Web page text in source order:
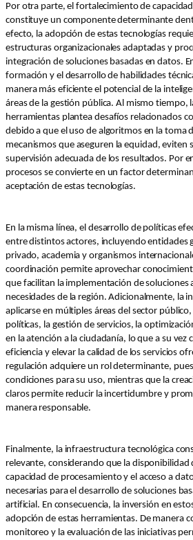
Por otra parte, el fortalecimiento de
constituye un componente determinante
efecto, la adopción de estas tecnologías
estructuras organizacionales adaptadas y
integración de soluciones basadas en datos.
formación y el desarrollo de habilidades
manera más eficiente el potencial de la
áreas de la gestión pública. Al mismo tiempo,
herramientas plantea desafíos relacionados
debido a que el uso de algoritmos en la toma
mecanismos que aseguren la equidad, eviten
supervisión adecuada de los resultados. Por
procesos se convierte en un factor
aceptación de estas tecnologías.
En la misma línea, el desarrollo de políticas
entre distintos actores, incluyendo entidades
privado, academia y organismos
coordinación permite aprovechar
que facilitan la implementación de soluciones
necesidades de la región. Adicionalmente, la
aplicarse en múltiples áreas del sector
políticas, la gestión de servicios, la
en la atención a la ciudadanía, lo que a su
eficiencia y elevar la calidad de los servicios
regulación adquiere un rol determinante,
condiciones para su uso, mientras que la
claros permite reducir la incertidumbre y
manera responsable.
Finalmente, la infraestructura tecnológica
relevante, considerando que la disponibilidad
capacidad de procesamiento y el acceso a
necesarias para el desarrollo de soluciones
artificial. En consecuencia, la inversión en
adopción de estas herramientas. De manera
monitoreo y la evaluación de las iniciativas